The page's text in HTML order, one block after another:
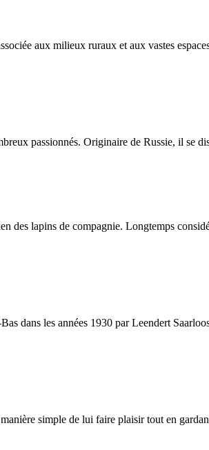
aux milieux ruraux et aux vastes
passionnés. Originaire de Russie, il se
des lapins de compagnie. Longtemps
dans les années 1930 par Leendert
simple de lui faire plaisir tout en